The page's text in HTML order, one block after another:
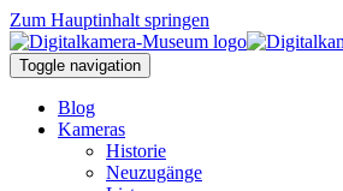
Zum Hauptinhalt springen
Toggle navigation
Blog
Kameras
Historie
Neuzugänge